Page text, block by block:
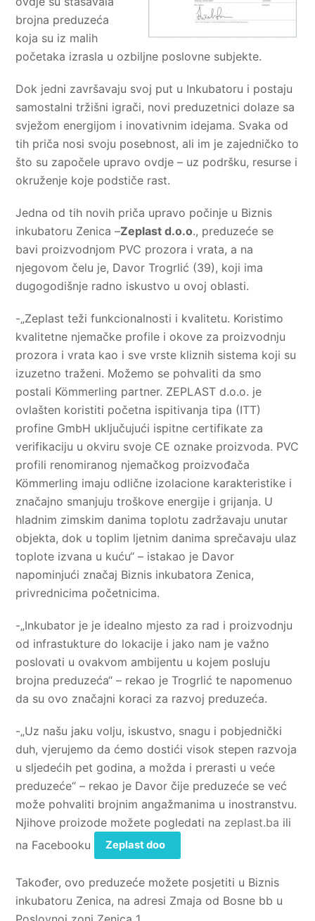
brojna preduzeća
koja su iz malih
početaka izrasla u ozbiljne poslovne subjekte.
Dok jedni završavaju svoj put u Inkubatoru i postaju
samostalni tržišni igrači, novi preduzetnici dolaze sa
svježom energijom i inovativnim idejama. Svaka od
tih priča nosi svoju posebnost, ali im je zajedničko to
što su započele upravo ovdje – uz podršku, resurse i
okruženje koje podstiče rast.
Jedna od tih novih priča upravo počinje u Biznis
inkubatoru Zenica –Zeplast d.o.o., preduzeće se
bavi proizvodnjom PVC prozora i vrata, a na
njegovom čelu je, Davor Trogrlić (39), koji ima
dugogodišnje radno iskustvo u ovoj oblasti.
-„Zeplast teži funkcionalnosti i kvalitetu. Koristimo
kvalitetne njemačke profile i okove za proizvodnju
prozora i vrata kao i sve vrste kliznih sistema koji su
izuzetno traženi. Možemo se pohvaliti da smo
postali Kömmerling partner. ZEPLAST d.o.o. je
ovlašten koristiti početna ispitivanja tipa (ITT)
profine GmbH uključujući ispitne certifikate za
verifikaciju u okviru svoje CE oznake proizvoda. PVC
profili renomiranog njemačkog proizvođača
Kömmerling imaju odlične izolacione karakteristike i
značajno smanjuju troškove energije i grijanja. U
hladnim zimskim danima toplotu zadržavaju unutar
objekta, dok u toplim ljetnim danima sprečavaju ulaz
toplote izvana u kuću“ – istakao je Davor
napominjući značaj Biznis inkubatora Zenica,
privrednicima početnicima.
-„Inkubator je je idealno mjesto za rad i proizvodnju
od infrastukture do lokacije i jako nam je važno
poslovati u ovakvom ambijentu u kojem posluju
brojna preduzeća“ – rekao je Trogrlić te napomenuo
da su ovo značajni koraci za razvoj preduzeća.
-„Uz našu jaku volju, iskustvo, snagu i pobjednički
duh, vjerujemo da ćemo dostići visok stepen razvoja
u sljedećih pet godina, a možda i prerasti u veće
preduzeće“ – rekao je Davor čije preduzeće se već
može pohvaliti brojnim angažmanima u inostranstvu.
Njihove proizode možete pogledati na zeplast.ba ili
na Facebooku
Zeplast doo
Također, ovo preduzeće možete posjetiti u Biznis
inkubatoru Zenica, na adresi Zmaja od Bosne bb u